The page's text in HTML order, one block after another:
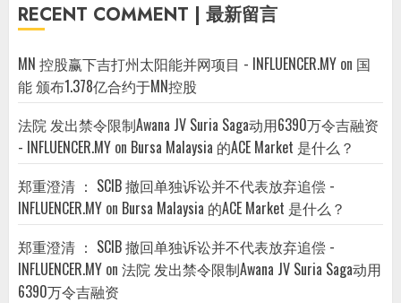
RECENT COMMENT | 最新留言
MN 控股赢下吉打州太阳能并网项目 - INFLUENCER.MY on 国
能 颁布1.378亿合约于MN控股
法院 发出禁令限制Awana JV Suria Saga动用6390万令吉融资
- INFLUENCER.MY on Bursa Malaysia 的ACE Market 是什么？
郑重澄清 ： SCIB 撤回单独诉讼并不代表放弃追偿 -
INFLUENCER.MY on Bursa Malaysia 的ACE Market 是什么？
郑重澄清 ： SCIB 撤回单独诉讼并不代表放弃追偿 -
INFLUENCER.MY on 法院 发出禁令限制Awana JV Suria Saga动用
6390万令吉融资